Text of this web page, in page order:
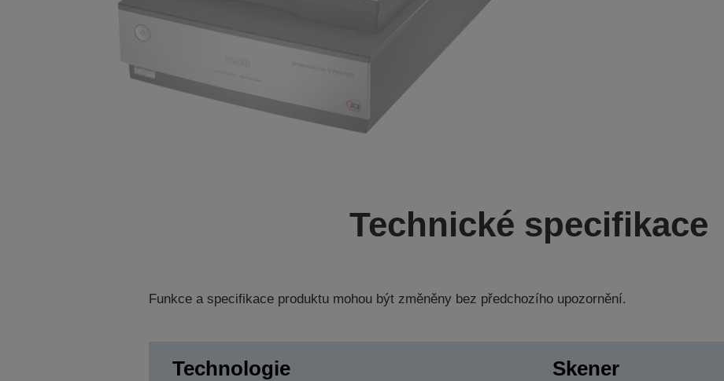
Technické specifikace
Funkce a specifikace produktu mohou být změněny bez předchozího upozornění.
Technologie Skener